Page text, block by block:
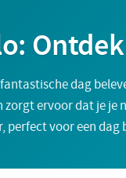
dag
ervoor dat je je
perfect voor een dag